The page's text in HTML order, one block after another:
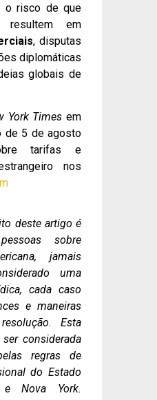
o risco de que
resultem em
, disputas
diplomáticas
globais de
York Times em
de 5 de agosto
tarifas e
nos
deste artigo é
sobre
jamais
uma
cada caso
e maneiras
Esta
considerada
regras de
do Estado
Nova York.